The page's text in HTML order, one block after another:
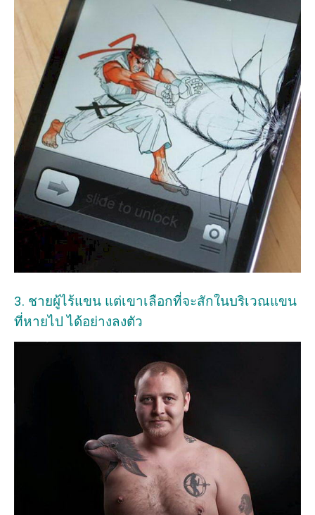
3. ชายผู้ไร้แขน แต่เขาเลือกที่จะสักในบริเวณแขน
ที่หายไป ได้อย่างลงตัว